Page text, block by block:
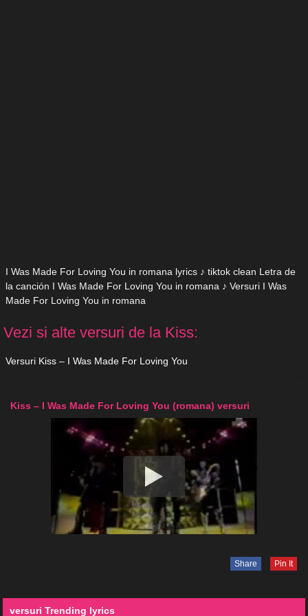
I Was Made For Loving You in romana lyrics ♪ tiktok clean Letra de
la canción I Was Made For Loving You in romana ♪ Versuri I Was
Made For Loving You in romana
Vezi si alte versuri de la Kiss:
Versuri Kiss – I Was Made For Loving You
Kiss – I Was Made For Loving You (romana) versuri
Share Pin It
versuri Trending lyrics